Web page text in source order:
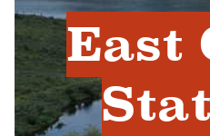
East